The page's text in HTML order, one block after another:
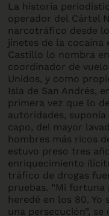
La historia
operador del Cártel
narcotráfico desde
jinetes de la cocaína
Castillo lo nombra
coordinador de
Unidos, y como
Isla de San Andrés,
primera vez que lo
autoridades,
capo, del mayor
hombres más ricos
estuvo preso tres
enriquecimiento
tráfico de drogas
pruebas. “Mi
heredé en los 80. Yo
una persecución”,